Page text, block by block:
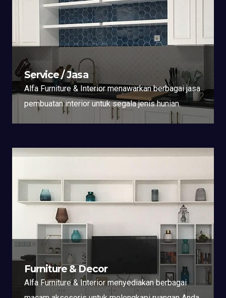
Service / Jasa
Alfa Furniture & Interior menawarkan berbagai jasa
pembuatan interior untuk segala jenis hunian.
Furniture & Decor
Alfa Furniture & Interior menyediakan berbagai